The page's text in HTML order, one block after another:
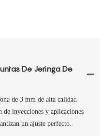
De Jeringa De
de 3 mm de alta calidad
de inyecciones y aplicaciones
un ajuste perfecto.